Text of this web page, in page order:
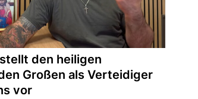
den heiligen
Großen als Verteidiger
vor